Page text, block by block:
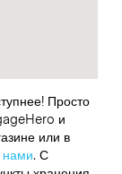
Просто
и
или в
. С